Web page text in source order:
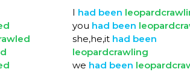
I had been
you had been
she,he,it had been
leopardcrawling
we had been